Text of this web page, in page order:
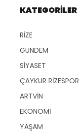
KATEGORİLER
RİZE
GÜNDEM
SİYASET
ÇAYKUR RİZESPOR
ARTVİN
EKONOMİ
YAŞAM